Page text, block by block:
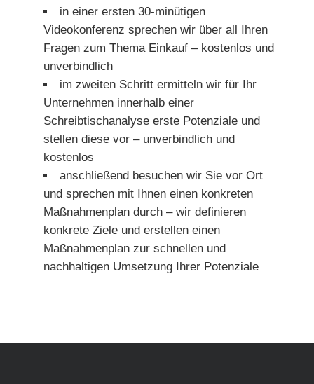
in einer ersten 30-minütigen
Videokonferenz sprechen wir über all Ihren
Fragen zum Thema Einkauf – kostenlos und
unverbindlich
im zweiten Schritt ermitteln wir für Ihr
Unternehmen innerhalb einer
Schreibtischanalyse erste Potenziale und
stellen diese vor – unverbindlich und
kostenlos
anschließend besuchen wir Sie vor Ort
und sprechen mit Ihnen einen konkreten
Maßnahmenplan durch – wir definieren
konkrete Ziele und erstellen einen
Maßnahmenplan zur schnellen und
nachhaltigen Umsetzung Ihrer Potenziale